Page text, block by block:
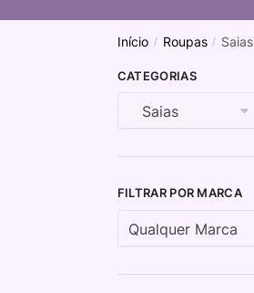
Início / Roupas / Saias
CATEGORIAS
FILTRAR POR MARCA